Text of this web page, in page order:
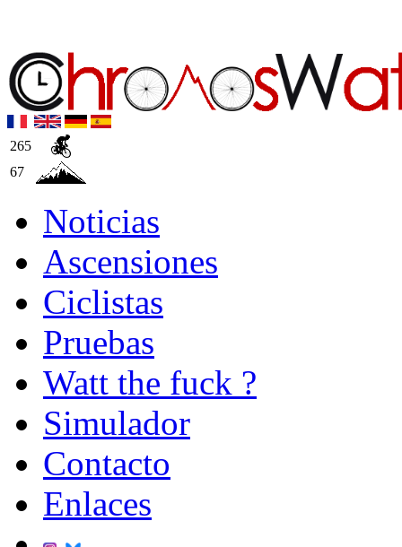
265
67
Noticias
Ascensiones
Ciclistas
Pruebas
Watt the fuck ?
Simulador
Contacto
Enlaces